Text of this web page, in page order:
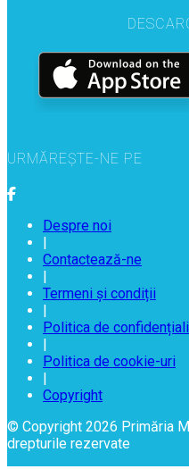
URMĂREȘTE-NE PE
Despre noi
|
Contactează-ne
|
Termeni și condiții
|
Politica de
|
Politica de cookie-uri
|
Copyright
© Copyright 2026 Primăria
drepturile rezervate